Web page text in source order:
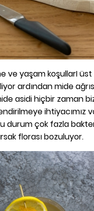
ve yaşam koşullarI
ardından mide
asidi hiçbir zaman
ihtiyacımız
durum çok fazla
florası bozuluyor.